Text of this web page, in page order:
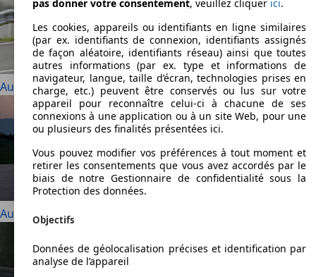
Audi 90
Audi A1
pas donner votre consentement, veuillez cliquer ici.
Les cookies, appareils ou identifiants en ligne similaires
(par ex. identifiants de connexion, identifiants assignés
de façon aléatoire, identifiants réseau) ainsi que toutes
autres informations (par ex. type et informations de
navigateur, langue, taille d’écran, technologies prises en
charge, etc.) peuvent être conservés ou lus sur votre
appareil pour reconnaître celui-ci à chacune de ses
connexions à une application ou à un site Web, pour une
ou plusieurs des finalités présentées ici.
Vous pouvez modifier vos préférences à tout moment et
retirer les consentements que vous avez accordés par le
biais de notre Gestionnaire de confidentialité sous la
Protection des données.
Objectifs
Données de géolocalisation précises et identification par
analyse de l’appareil